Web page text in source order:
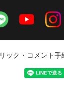
ック・コメント